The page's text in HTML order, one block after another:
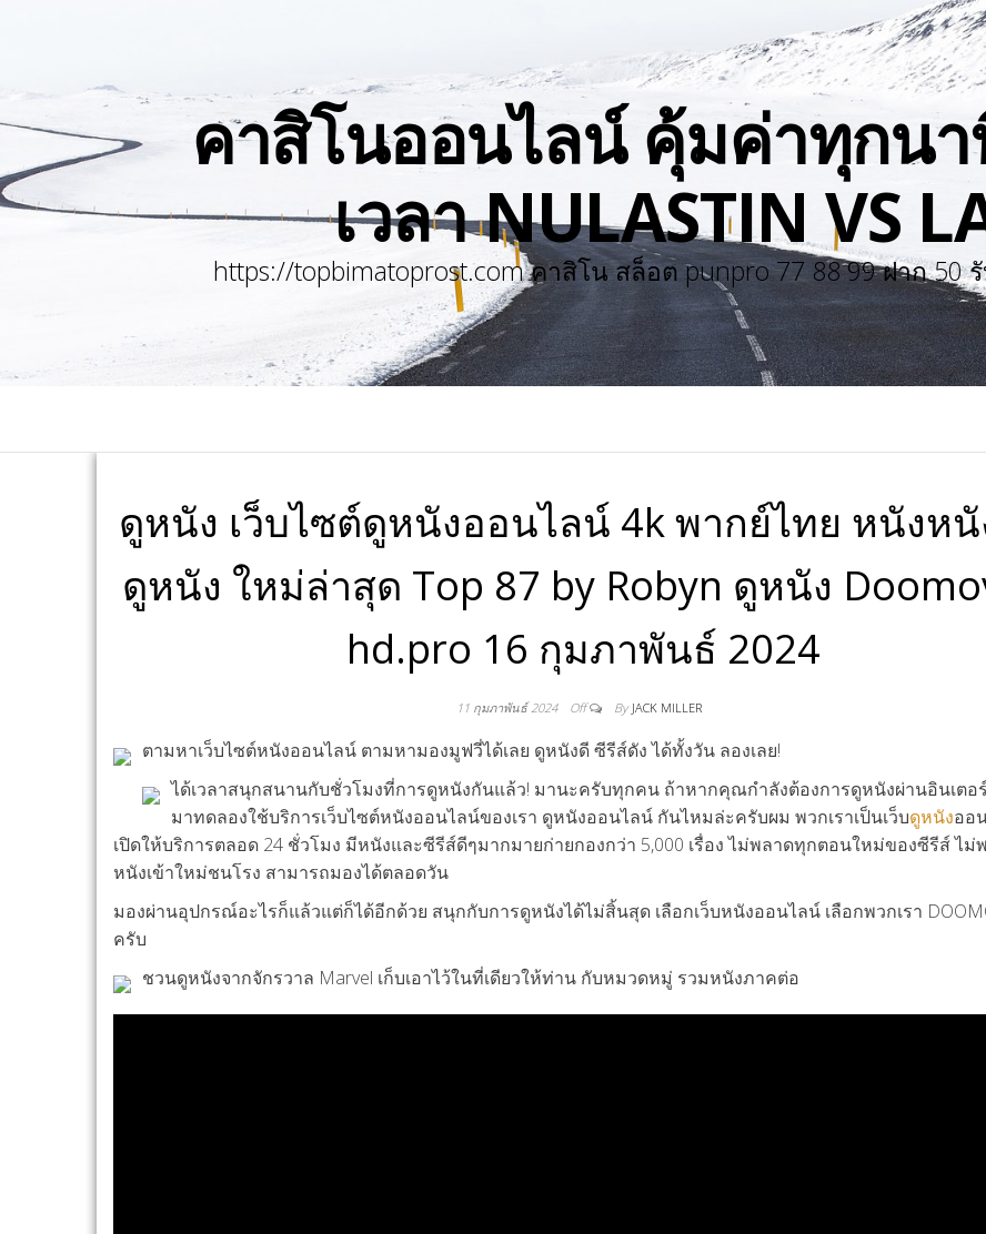
คาสิโนออนไลน์ คุ้มค่าทุกน
เวลา NULASTIN VS
https://topbimatoprost.com คาสิโน สล็อต punpro 77 88 99 ฝาก 50
ดูหนัง เว็บไซต์ดูหนังออนไลน์ 4k พากย์ไทย หนังห
ดูหนัง ใหม่ล่าสุด Top 87 by Robyn ดูหนัง
hd.pro 16 กุมภาพันธ์ 2024
11 กุมภาพันธ์ 2024 Off By JACK MILLER
ตามหาเว็บไซต์หนังออนไลน์ ตามหามองมูฟวี่ได้เลย ดูหนังดี ซีรีส์ดัง ได้ทั้งวัน ลองเลย!
ได้เวลาสนุกสนานกับชั่วโมงที่การดูหนังกันแล้ว! มานะครับทุกคน ถ้าหากคุณกำลังต้องการดูหนังผ่านอินเตอ
มาทดลองใช้บริการเว็บไซต์หนังออนไลน์ของเรา ดูหนังออนไลน์ กันไหมล่ะครับผม พวกเราเป็นเว็บดูหนังออ
เปิดให้บริการตลอด 24 ชั่วโมง มีหนังและซีรีส์ดีๆมากมายก่ายกองกว่า 5,000 เรื่อง ไม่พลาดทุกตอนใหม่ของซีรีส์ ไม่
หนังเข้าใหม่ชนโรง สามารถมองได้ตลอดวัน
มองผ่านอุปกรณ์อะไรก็แล้วแต่ก็ได้อีกด้วย สนุกกับการดูหนังได้ไม่สิ้นสุด เลือกเว็บหนังออนไลน์ เลือกพวกเรา
ครับ
ชวนดูหนังจากจักรวาล Marvel เก็บเอาไว้ในที่เดียวให้ท่าน กับหมวดหมู่ รวมหนังภาคต่อ